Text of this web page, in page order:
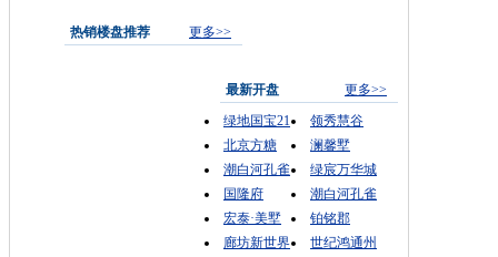
热销楼盘推荐 更多>>
最新开盘
更多>>
绿地国宝21
领秀慧谷
北京方糖
澜馨墅
潮白河孔雀
绿宸万华城
国隆府
潮白河孔雀
宏泰·美墅
铂铭郡
廊坊新世界
世纪鸿通州